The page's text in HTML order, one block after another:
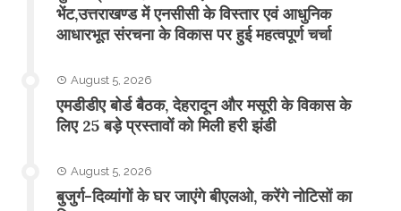
भेंट,उत्तराखण्ड में एनसीसी के विस्तार एवं आधुनिक
आधारभूत संरचना के विकास पर हुई महत्वपूर्ण चर्चा
August 5, 2026
एमडीडीए बोर्ड बैठक, देहरादून और मसूरी के विकास के
लिए 25 बड़े प्रस्तावों को मिली हरी झंडी
August 5, 2026
बुजुर्ग-दिव्यांगों के घर जाएंगे बीएलओ, करेंगे नोटिसों का